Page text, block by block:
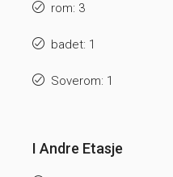
rom: 3
badet: 1
Soverom: 1
I Andre Etasje